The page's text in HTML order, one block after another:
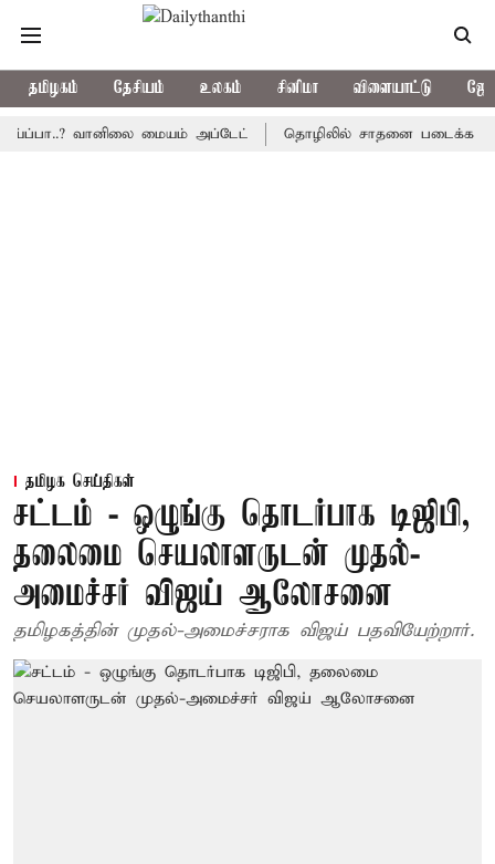
தமிழகம் தேசியம் உலகம் சினிமா விளையாட்டு
வானிலை மையம் அப்டேட் தொழிலில் சாதனை படைக்க வாய்ப்பு...
தமிழக செய்திகள்
சட்டம் - ஒழுங்கு தொடர்பாக டிஜிபி,
தலைமை செயலாளருடன் முதல்-
அமைச்சர் விஜய் ஆலோசனை
தமிழகத்தின் முதல்-அமைச்சராக விஜய் பதவியேற்றார்.